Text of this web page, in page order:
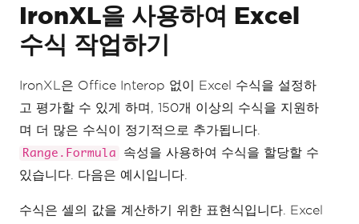
IronXL을 사용하여 Excel
수식 작업하기
IronXL은 Office Interop 없이 Excel 수식을 설정하
고 평가할 수 있게 하며, 150개 이상의 수식을 지원하
며 더 많은 수식이 정기적으로 추가됩니다.
Range.Formula
속성을 사용하여 수식을 할당할 수
있습니다. 다음은 예시입니다.
수식은 셀의 값을 계산하기 위한 표현식입니다. Excel